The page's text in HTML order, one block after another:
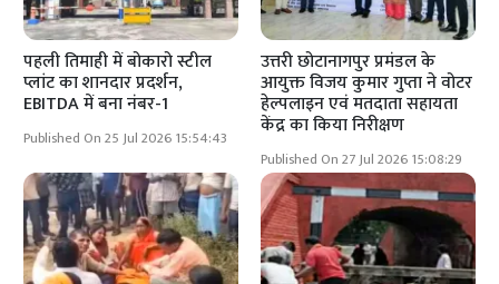
पहली तिमाही में बोकारो स्टील
प्लांट का शानदार प्रदर्शन,
EBITDA में बना नंबर-1
Published On 25 Jul 2026 15:54:43
उत्तरी छोटानागपुर प्रमंडल के
आयुक्त विजय कुमार गुप्ता ने वोटर
हेल्पलाइन एवं मतदाता सहायता
केंद्र का किया निरीक्षण
Published On 27 Jul 2026 15:08:29